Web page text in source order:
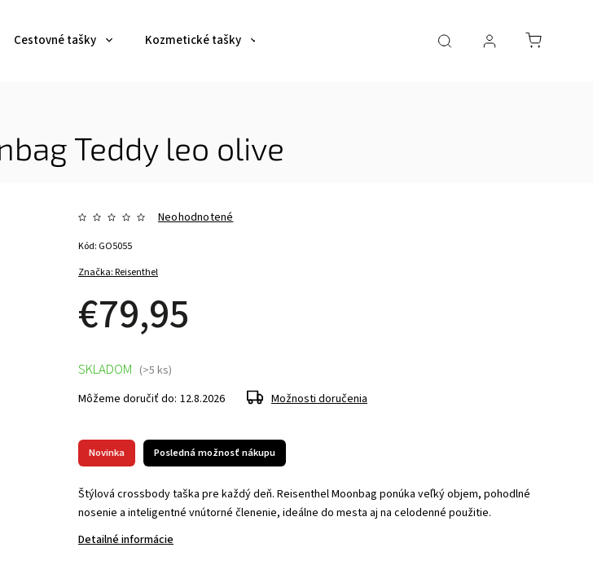
Cestovné tašky Kozmetické tašky Dáždniky a poncha Pre deti
Teddy leo olive
Značka:Reisenthel
Neohodnotené
€79,95
Kód: GO5055
Novinka Posledná možnosť nákupu
Štýlová crossbody taška pre každý deň. Reisenthel Moonbag ponúka veľký objem, pohodlné
nosenie a inteligentné vnútorné členenie, ideálne do mesta aj na celodenné použitie.
Detailné informácie
SKLADOM (>5 ks)
Môžeme doručiť do: 12.8.2026 Možnosti doručenia